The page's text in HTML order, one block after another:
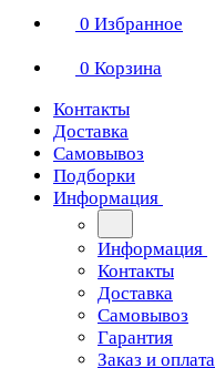
0 Избранное
0 Корзина
Контакты
Доставка
Самовывоз
Подборки
Информация
Информация
Контакты
Доставка
Самовывоз
Гарантия
Заказ и оплата